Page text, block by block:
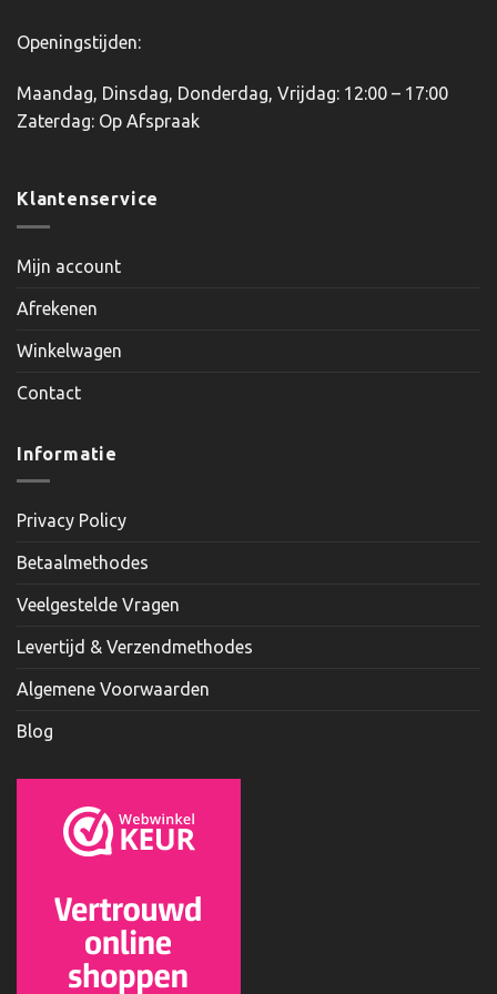
Openingstijden:
Maandag, Dinsdag, Donderdag, Vrijdag: 12:00 – 17:00
Zaterdag: Op Afspraak
Klantenservice
Mijn account
Afrekenen
Winkelwagen
Contact
Informatie
Privacy Policy
Betaalmethodes
Veelgestelde Vragen
Levertijd & Verzendmethodes
Algemene Voorwaarden
Blog